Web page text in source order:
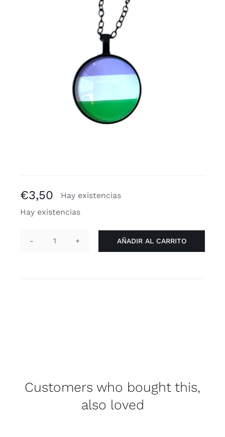
Blogs
€3,50
Hay existencias
Hay existencias
AÑADIR AL CARRITO
Customers who bought this,
also loved